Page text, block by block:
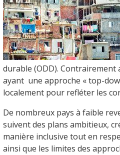
durable (ODD).
ayant une approche « top-
localement pour refléter les
De nombreux pays à faible
suivent des plans ambitieux,
manière inclusive tout en
ainsi que les limites des